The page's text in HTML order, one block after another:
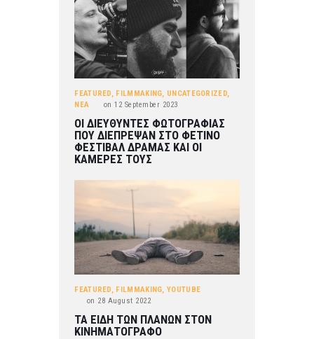
FEATURED, FILMMAKING, UNCATEGORIZED,
ΝΕΑ
on 12 September 2023
ΟΙ ΔΙΕΥΘΥΝΤΕΣ ΦΩΤΟΓΡΑΦΙΑΣ
ΠΟΥ ΔΙΕΠΡΕΨΑΝ ΣΤΟ ΦΕΤΙΝΟ
ΦΕΣΤΙΒΑΛ ΔΡΑΜΑΣ ΚΑΙ ΟΙ
ΚΑΜΕΡΕΣ ΤΟΥΣ
FEATURED, FILMMAKING,YOUTUBE
on 28 August 2022
ΤΑ ΕΙΔΗ ΤΩΝ ΠΛΑΝΩΝ ΣΤΟΝ
ΚΙΝΗΜΑΤΟΓΡΑΦΟ